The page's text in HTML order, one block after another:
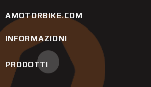
AMOTORBIKE.COM
INFORMAZIONI
PRODOTTI